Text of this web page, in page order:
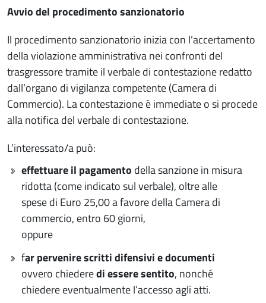
Avvio del procedimento sanzionatorio
Il procedimento sanzionatorio inizia con l’accertamento
della violazione amministrativa nei confronti del
trasgressore tramite il verbale di contestazione redatto
dall’organo di vigilanza competente (Camera di
Commercio). La contestazione è immediate o si procede
alla notifica del verbale di contestazione.
L’interessato/a può:
effettuare il pagamento della sanzione in misura
ridotta (come indicato sul verbale), oltre alle
spese di Euro 25,00 a favore della Camera di
commercio, entro 60 giorni,
oppure
far pervenire scritti difensivi e documenti
ovvero chiederedi essere sentito, nonché
chiedere eventualmente l’accesso agli atti.